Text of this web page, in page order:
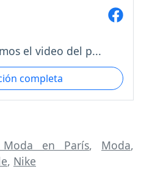
el video del p...
completa
en París, Moda,
, Nike